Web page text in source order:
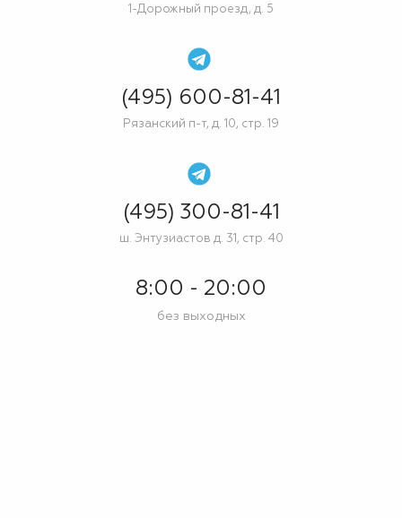
1-Дорожный проезд, д. 5
(495) 600-81-41
Рязанский п-т, д. 10, стр. 19
(495) 300-81-41
ш. Энтузиастов д. 31, стр. 40
8:00 - 20:00
без выходных